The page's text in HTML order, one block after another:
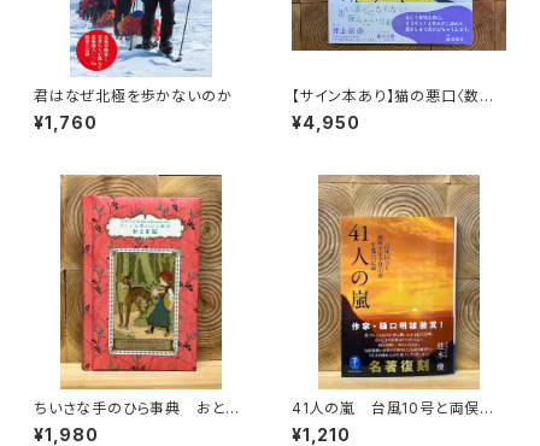
君はなぜ北極を歩かないのか
¥1,760
【サイン本あり】猫の悪口〈数量
限定・オリジナルトート付き〉
¥4,950
ちいさな手のひら事典 おとぎ
話
¥1,980
41人の嵐 台風10号と両俣小
屋全登山者生還の一記録
¥1,210